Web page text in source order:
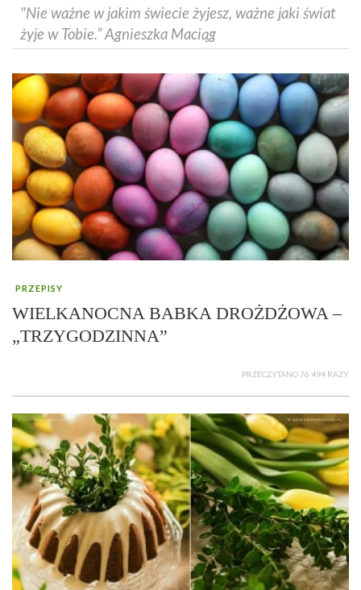
"Nie ważne w jakim świecie żyjesz, ważne jaki świat
żyje w Tobie.” Agnieszka Maciąg
PRZEPISY
WIELKANOCNA BABKA DROŻDŻOWA –
„TRZYGODZINNA”
PRZECZYTANO 76 494 RAZY